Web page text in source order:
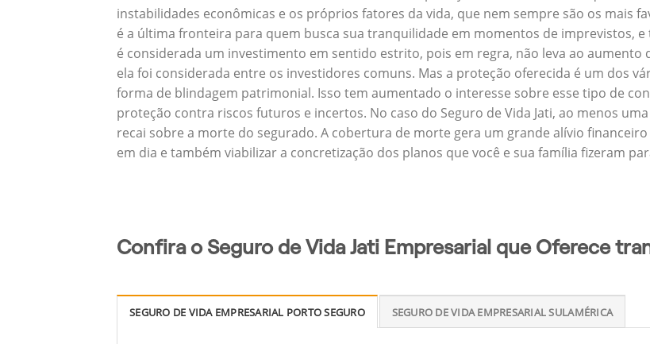
instabilidades econômicas e os próprios fatores da vida, que nem sempre são os mais
é a última fronteira para quem busca sua tranquilidade em momentos de imprevistos,
é considerada um investimento em sentido estrito, pois em regra, não leva ao
ela foi considerada entre os investidores comuns. Mas a proteção oferecida é um dos
forma de blindagem patrimonial. Isso tem aumentado o interesse sobre esse tipo de
proteção contra riscos futuros e incertos. No caso do Seguro de Vida Jati, ao menos
recai sobre a morte do segurado. A cobertura de morte gera um grande alívio
em dia e também viabilizar a concretização dos planos que você e sua família fizeram
Confira o Seguro de Vida Jati Empresarial que Oferece
SEGURO DE VIDA EMPRESARIAL PORTO SEGURO SEGURO DE VIDA EMPRESARIAL SULAMÉRICA